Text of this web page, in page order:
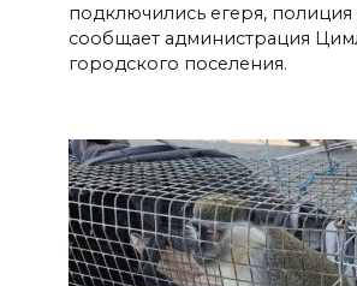
подключились егеря, полиция
сообщает администрация
городского поселения.